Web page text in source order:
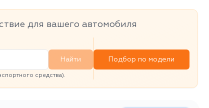
для вашего автомобиля
Найти
средства).
Подбор по модели